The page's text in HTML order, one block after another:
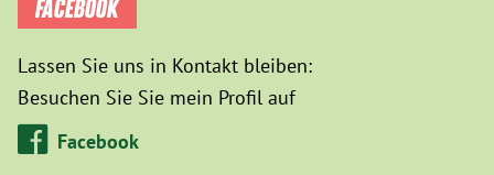
FACEBOOK
Lassen Sie uns in Kontakt bleiben:
Besuchen Sie Sie mein Profil auf
Facebook